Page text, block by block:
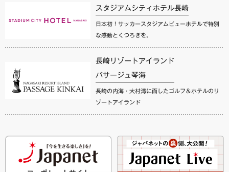
スタジアムシティホテル長崎
日本初！サッカースタジアムビューホテルで特別
な感動とくつろぎを。
長崎リゾートアイランド
パサージュ琴海
長崎の内海・大村湾に面したゴルフ＆ホテルのリ
ゾートアイランド